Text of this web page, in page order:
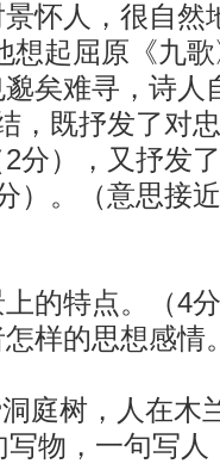
怀人，很自然
想起屈原《九
矣难寻，诗人
，既抒发了对
分），又抒发
）。（意思接
的特点。（4
样的思想感情
庭树，人在木
物，一句写人